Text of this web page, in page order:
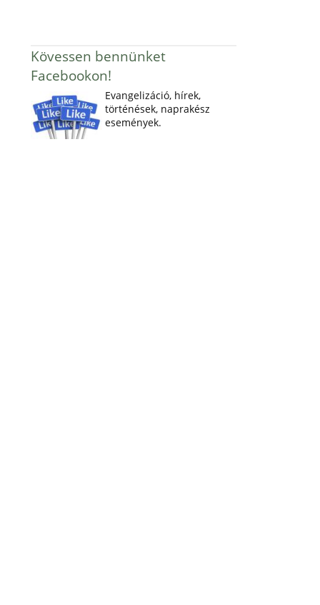
Kövessen bennünket
Facebookon!
Evangelizáció, hírek,
történések, naprakész
események.